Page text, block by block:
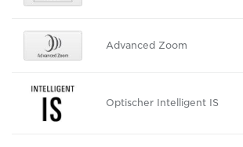
Advanced Zoom
Optischer Intelligent IS